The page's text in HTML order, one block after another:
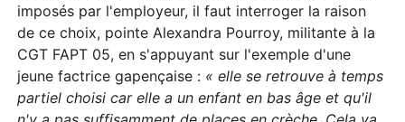
imposés par l'employeur, il faut interroger la raison
de ce choix, pointe Alexandra Pourroy, militante à la
CGT FAPT 05, en s'appuyant sur l'exemple d'une
jeune factrice gapençaise : « elle se retrouve à temps
partiel choisi car elle a un enfant en bas âge et qu'il